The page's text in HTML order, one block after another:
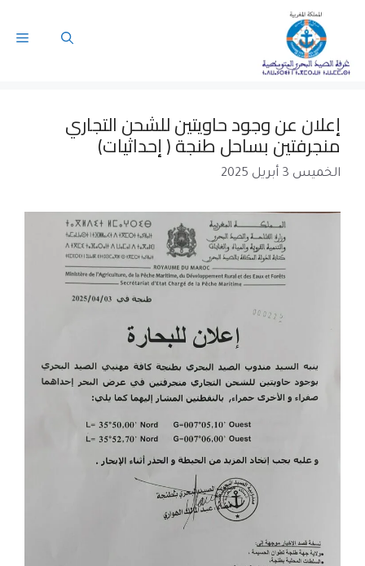
إعلان عن وجود حاويتين للشحن التجاري
منجرفتين بساحل طنجة ( إحداثيات)
الخميس 3 أبريل 2025